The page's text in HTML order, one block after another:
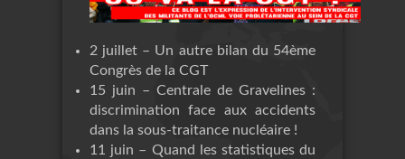
2 juillet – Un autre bilan du 54ème
Congrès de la CGT
15 juin – Centrale de Gravelines :
discrimination face aux accidents
dans la sous-traitance nucléaire !
11 juin – Quand les statistiques du